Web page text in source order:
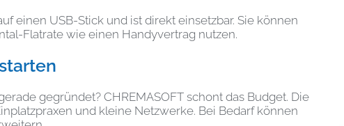
einen USB-Stick und ist direkt einsetzbar. Sie können
Flatrate wie einen Handyvertrag nutzen.
gegründet? CHREMASOFT schont das Budget. Die
und kleine Netzwerke. Bei Bedarf können